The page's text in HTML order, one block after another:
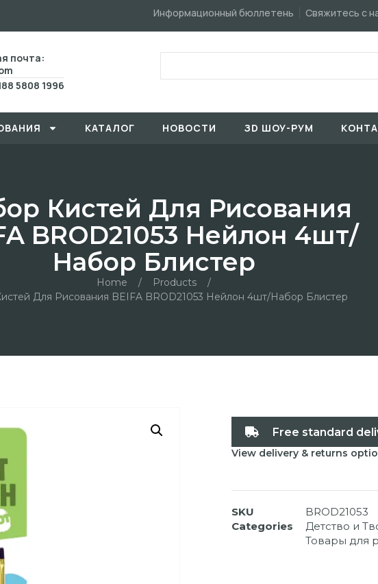
Информационный бюллетень Свяжитесь с
почта:
5808 1996
КАТАЛОГ HОBOCTИ ЗD ШОУ-РУМ
Кистей Для Рисования
BROD21053 Нейлон 4шт/
Набор Блистер
Home / Products
/
Для Рисования BEIFA BROD21053 Нейлон 4шт/набор Блистер
Free standard
View delivery & returns
SKU
BROD21053
Categories
Детство и
Товары для